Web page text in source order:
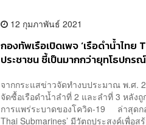
12 กุมภาพันธ์ 2021
กองทัพเรือเปิดเพจ ‘เรือดำน้ำไท
ประชาชน ชี้เป็นมากกว่ายุทโธปกรณ์
จากกระแสข่าวจัดทำงบประมาณ พ.ศ.
จัดซื้อเรือดำน้ำลำที่ 2 และลำที่ 3 หลัง
การแพร่ระบาดของโควิด-19 ล่าสุดกอ
Thai Submarines’ มีวัตถุประสงค์เพื่อ